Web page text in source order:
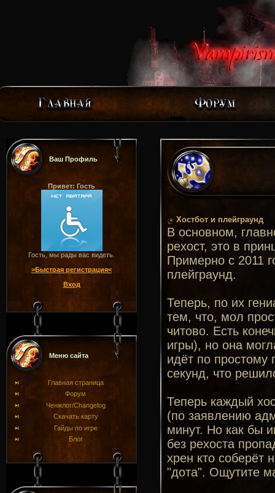
Ваш Профиль
Привет: Гость
Гость, мы рады вас видеть.
>Быстрая регистрация<
Вход
Меню сайта
Главная страница
Форум
Ченжлог/Changelog
Скачать карту
Гайды по игре
Блог
Хостбот и плейграунд
В основном,
рехост, это в
Примерно с 2011
плейграунд.
Теперь, по их
тем, что, мол
читово. Есть
игры), но она
идёт по простому
секунд, что
Теперь каждый
(по заявлению
минут. Но как бы
без рехоста
хрен кто соберёт
"дота". Ощутите